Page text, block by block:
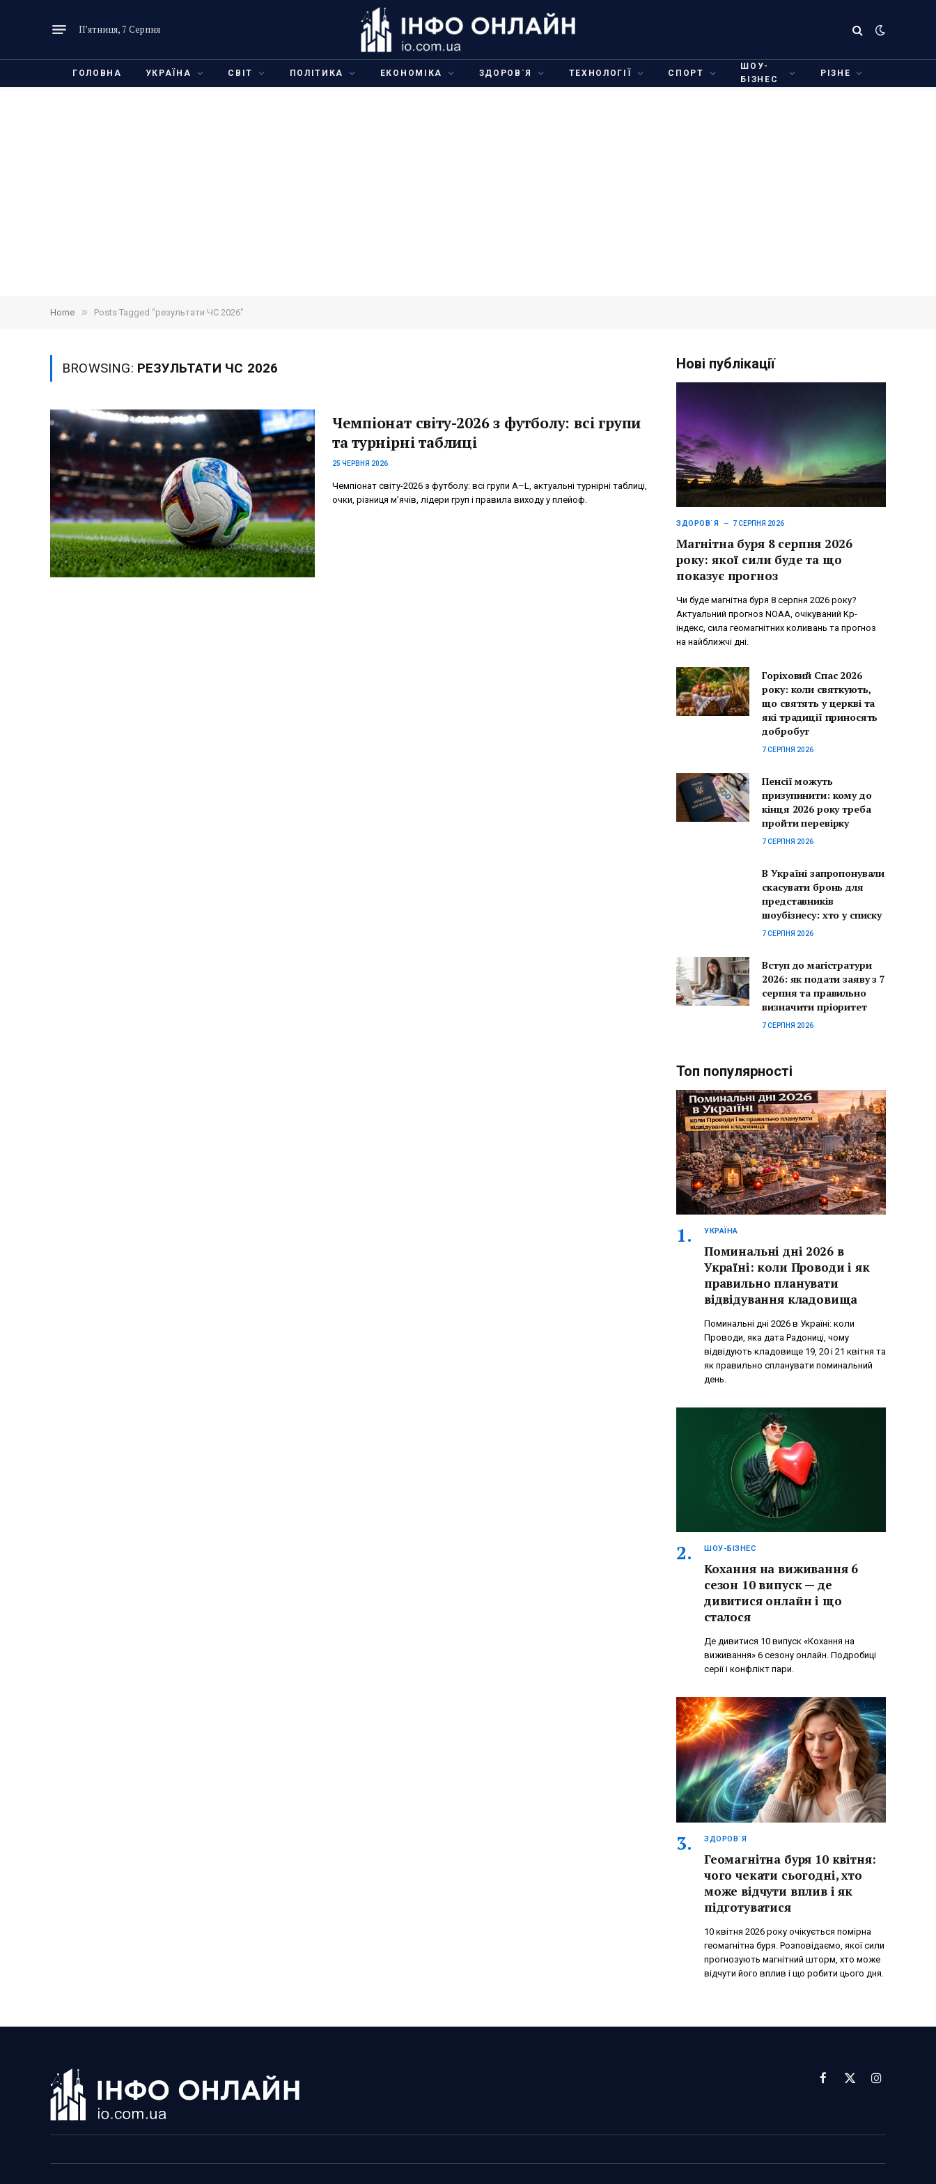
П’ятниця, 7 Серпня
ГОЛОВНА УКРАЇНА СВІТ ПОЛІТИКА ЕКОНОМІКА ЗДОРОВ`Я ТЕХНОЛОГІЇ СПОРТ
ШОУ-
БІЗНЕС
РІЗНЕ
Home » Posts Tagged "результати ЧС 2026"
BROWSING: РЕЗУЛЬТАТИ ЧС 2026
Чемпіонат світу-2026 з футболу: всі групи
та турнірні таблиці
25 ЧЕРВНЯ 2026
Чемпіонат світу-2026 з футболу: всі групи A–L, актуальні турнірні таблиці,
очки, різниця м’ячів, лідери груп і правила виходу у плейоф.
Нові публікації
ЗДОРОВ`Я 7 СЕРПНЯ 2026
Магнітна буря 8 серпня 2026
року: якої сили буде та що
показує прогноз
Чи буде магнітна буря 8 серпня 2026 року?
Актуальний прогноз NOAA, очікуваний Kp-
індекс, сила геомагнітних коливань та прогноз
на найближчі дні.
Горіховий Спас 2026
року: коли святкують,
що святять у церкві та
які традиції приносять
добробут
7 СЕРПНЯ 2026
Пенсії можуть
призупинити: кому до
кінця 2026 року треба
пройти перевірку
7 СЕРПНЯ 2026
В Україні запропонували
скасувати бронь для
представників
шоубізнесу: хто у списку
7 СЕРПНЯ 2026
Вступ до магістратури
2026: як подати заяву з 7
серпня та правильно
визначити пріоритет
7 СЕРПНЯ 2026
Топ популярності
УКРАЇНА
Поминальні дні 2026 в
Україні: коли Проводи і як
правильно планувати
відвідування кладовища
Поминальні дні 2026 в Україні: коли
Проводи, яка дата Радониці, чому
відвідують кладовище 19, 20 і 21 квітня та
як правильно спланувати поминальний
день.
ШОУ-БІЗНЕС
Кохання на виживання 6
сезон 10 випуск — де
дивитися онлайн і що
сталося
Де дивитися 10 випуск «Кохання на
виживання» 6 сезону онлайн. Подробиці
серії і конфлікт пари.
ЗДОРОВ`Я
Геомагнітна буря 10 квітня:
чого чекати сьогодні, хто
може відчути вплив і як
підготуватися
10 квітня 2026 року очікується помірна
геомагнітна буря. Розповідаємо, якої сили
прогнозують магнітний шторм, хто може
відчути його вплив і що робити цього дня.
Facebook
X
Instagram